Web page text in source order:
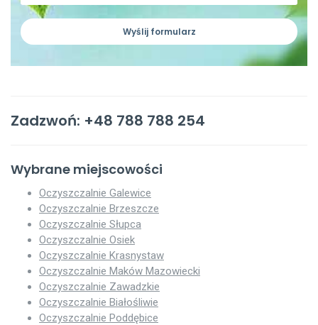
Wyślij formularz
Zadzwoń: +48 788 788 254
Wybrane miejscowości
Oczyszczalnie Galewice
Oczyszczalnie Brzeszcze
Oczyszczalnie Słupca
Oczyszczalnie Osiek
Oczyszczalnie Krasnystaw
Oczyszczalnie Maków Mazowiecki
Oczyszczalnie Zawadzkie
Oczyszczalnie Białośliwie
Oczyszczalnie Poddębice